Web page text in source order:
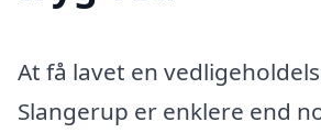
At få lavet en
Slangerup er enklere end